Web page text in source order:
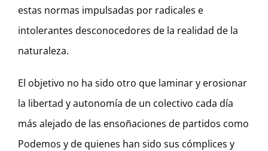
estas normas impulsadas por radicales e
intolerantes desconocedores de la realidad de la
naturaleza.
El objetivo no ha sido otro que laminar y erosionar
la libertad y autonomía de un colectivo cada día
más alejado de las ensoñaciones de partidos como
Podemos y de quienes han sido sus cómplices y